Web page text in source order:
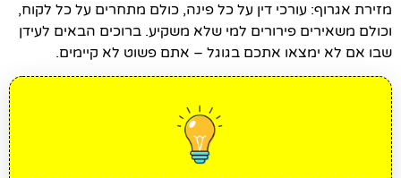
מזירת אגרוף: עורכי דין על כל פינה, כולם מתחרים על כל לקוח,
וכולם משאירים פירורים למי שלא משקיע. ברוכים הבאים לעידן
שבו אם לא ימצאו אתכם בגוגל – אתם פשוט לא קיימים.